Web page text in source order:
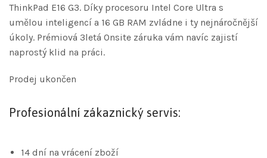
ThinkPad E16 G3. Díky procesoru Intel Core Ultra s
umělou inteligencí a 16 GB RAM zvládne i ty nejnáročnější
úkoly. Prémiová 3letá Onsite záruka vám navíc zajistí
naprostý klid na práci.
Prodej ukončen
Profesionální zákaznický servis:
14 dní na vrácení zboží